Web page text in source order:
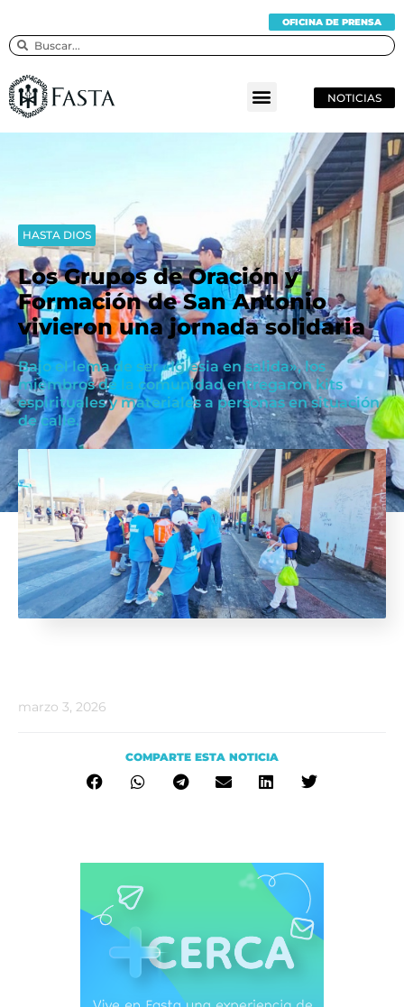
OFICINA DE PRENSA
NOTICIAS
HASTA DIOS
Los Grupos de Oración y
Formación de San Antonio
vivieron una jornada solidaria
Bajo el lema de ser «Iglesia en salida», los
miembros de la comunidad entregaron kits
espirituales y materiales a personas en situación
de calle.
marzo 3, 2026
COMPARTE ESTA NOTICIA